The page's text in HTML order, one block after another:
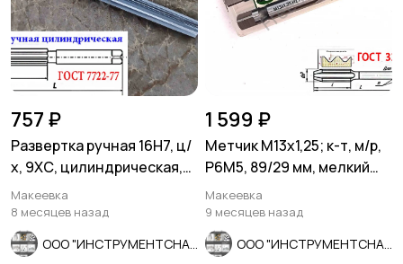
757 ₽
Развертка ручная 16Н7, ц/
х, 9ХС, цилиндрическая,
175/87 мм, 2360-0142.
Макеевка
8 месяцев назад
1 599 ₽
Метчик М13х1,25; к-т, м/р,
Р6М5, 89/29 мм, мелкий
шаг, ГОСТ 3266-81
Макеевка
9 месяцев назад